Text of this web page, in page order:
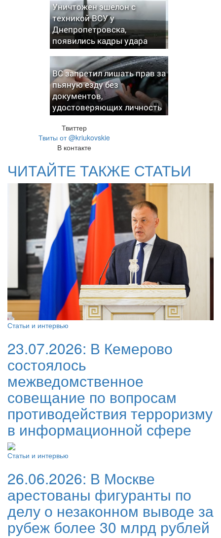
Уничтожен эшелон с
техникой ВСУ у
Днепропетровска,
появились кадры удара
ВС запретил лишать прав за
пьяную езду без
документов,
удостоверяющих личность
Твиттер
Твиты от @kriukovskie
В контакте
ЧИТАЙТЕ ТАКЖЕ СТАТЬИ
Статьи и интервью
23.07.2026: В Кемерово
состоялось
межведомственное
совещание по вопросам
противодействия терроризму
в информационной сфере
Статьи и интервью
26.06.2026: В Москве
арестованы фигуранты по
делу о незаконном выводе за
рубеж более 30 млрд рублей